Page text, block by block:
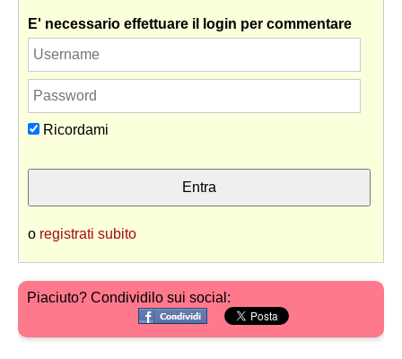
E' necessario effettuare il login per commentare
Ricordami
o registrati subito
Piaciuto? Condividilo sui social: